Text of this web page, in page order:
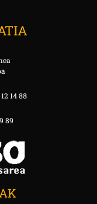
14 88
89